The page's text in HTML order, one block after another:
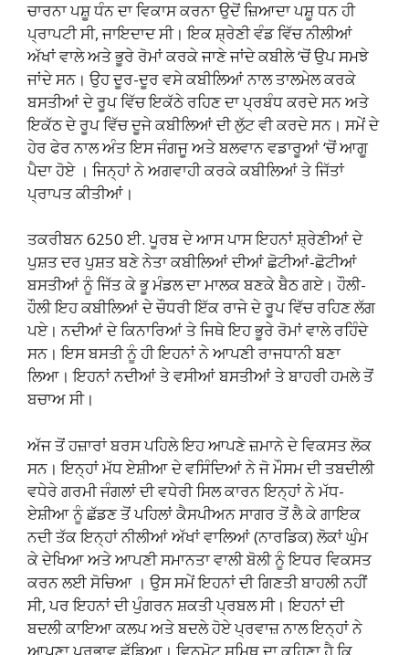
ਚਾਰਨਾ ਪਸ਼ੂ ਧੰਨ ਦਾ ਵਿਕਾਸ ਕਰਨਾ ਉਦੋਂ ਜ਼ਿਆਦਾ ਪਸ਼ੂ ਧਨ ਹੀ
ਪ੍ਰਾਪਟੀ ਸੀ, ਜਾਇਦਾਦ ਸੀ। ਇਕ ਸ਼੍ਰੇਣੀ ਵੰਡ ਵਿੱਚ ਨੀਲੀਆਂ
ਅੱਖਾਂ ਵਾਲੇ ਅਤੇ ਭੂਰੇ ਰੋਮਾਂ ਕਰਕੇ ਜਾਣੇ ਜਾਂਦੇ ਕਬੀਲੇ ‘ਚੋਂ ਉਪ ਸਮਝੇ
ਜਾਂਦੇ ਸਨ। ਉਹ ਦੂਰ-ਦੂਰ ਵਸੇ ਕਬੀਲਿਆਂ ਨਾਲ ਤਾਲਮੇਲ ਕਰਕੇ
ਬਸਤੀਆਂ ਦੇ ਰੂਪ ਵਿੱਚ ਇਕੱਠੇ ਰਹਿਣ ਦਾ ਪ੍ਰਬੰਧ ਕਰਦੇ ਸਨ ਅਤੇ
ਇਕੱਠ ਦੇ ਰੂਪ ਵਿੱਚ ਦੂਜੇ ਕਬੀਲਿਆਂ ਦੀ ਲੁੱਟ ਵੀ ਕਰਦੇ ਸਨ। ਸਮੇਂ ਦੇ
ਹੇਰ ਫੇਰ ਨਾਲ ਅੰਤ ਇਸ ਜੰਗਜੂ ਅਤੇ ਬਲਵਾਨ ਵਡਾਰੂਆਂ ‘ਚੋਂ ਆਗੂ
ਪੈਦਾ ਹੋਏ । ਜਿਨ੍ਹਾਂ ਨੇ ਅਗਵਾਹੀ ਕਰਕੇ ਕਬੀਲਿਆਂ ਤੇ ਜਿੱਤਾਂ
ਪ੍ਰਾਪਤ ਕੀਤੀਆਂ।
ਤਕਰੀਬਨ 6250 ਈ. ਪੂਰਬ ਦੇ ਆਸ ਪਾਸ ਇਹਨਾਂ ਸ਼੍ਰੇਣੀਆਂ ਦੇ
ਪੁਸ਼ਤ ਦਰ ਪੁਸ਼ਤ ਬਣੇ ਨੇਤਾ ਕਬੀਲਿਆਂ ਦੀਆਂ ਛੋਟੀਆਂ-ਛੋਟੀਆਂ
ਬਸਤੀਆਂ ਨੂੰ ਜਿੱਤ ਕੇ ਭੂ ਮੰਡਲ ਦਾ ਮਾਲਕ ਬਣਕੇ ਬੈਠ ਗਏ। ਹੌਲੀ-
ਹੌਲੀ ਇਹ ਕਬੀਲਿਆਂ ਦੇ ਚੌਧਰੀ ਇੱਕ ਰਾਜੇ ਦੇ ਰੂਪ ਵਿੱਚ ਰਹਿਣ ਲੱਗ
ਪਏ। ਨਦੀਆਂ ਦੇ ਕਿਨਾਰਿਆਂ ਤੇ ਜਿਥੇ ਇਹ ਭੂਰੇ ਰੋਮਾਂ ਵਾਲੇ ਰਹਿੰਦੇ
ਸਨ। ਇਸ ਬਸਤੀ ਨੂੰ ਹੀ ਇਹਨਾਂ ਨੇ ਆਪਣੀ ਰਾਜਧਾਨੀ ਬਣਾ
ਲਿਆ। ਇਹਨਾਂ ਨਦੀਆਂ ਤੇ ਵਸੀਆਂ ਬਸਤੀਆਂ ਤੇ ਬਾਹਰੀ ਹਮਲੇ ਤੋਂ
ਬਚਾਅ ਸੀ।
ਅੱਜ ਤੋਂ ਹਜ਼ਾਰਾਂ ਬਰਸ ਪਹਿਲੇ ਇਹ ਆਪਣੇ ਜ਼ਮਾਨੇ ਦੇ ਵਿਕਸਤ ਲੋਕ
ਸਨ। ਇਨ੍ਹਾਂ ਮੱਧ ਏਸ਼ੀਆ ਦੇ ਵਸਿੰਦਿਆਂ ਨੇ ਜੋ ਮੌਸਮ ਦੀ ਤਬਦੀਲੀ
ਵਧੇਰੇ ਗਰਮੀ ਜੰਗਲਾਂ ਦੀ ਵਧੇਰੀ ਸਿਲ ਕਾਰਨ ਇਨ੍ਹਾਂ ਨੇ ਮੱਧ-
ਏਸ਼ੀਆ ਨੂੰ ਛੱਡਣ ਤੋਂ ਪਹਿਲਾਂ ਕੈਸਪੀਅਨ ਸਾਗਰ ਤੋਂ ਲੈ ਕੇ ਗਾਇਕ
ਨਦੀ ਤੱਕ ਇਨ੍ਹਾਂ ਨੀਲੀਆਂ ਅੱਖਾਂ ਵਾਲਿਆਂ (ਨਾਰਡਿਕ) ਲੋਕਾਂ ਘੁੰਮ
ਕੇ ਦੇਖਿਆ ਅਤੇ ਆਪਣੀ ਸਮਾਨਤਾ ਵਾਲੀ ਬੋਲੀ ਨੂੰ ਇਧਰ ਵਿਕਸਤ
ਕਰਨ ਲਈ ਸੋਚਿਆ । ਉਸ ਸਮੇਂ ਇਹਨਾਂ ਦੀ ਗਿਣਤੀ ਬਾਹਲੀ ਨਹੀਂ
ਸੀ, ਪਰ ਇਹਨਾਂ ਦੀ ਪੁੰਗਰਨ ਸ਼ਕਤੀ ਪ੍ਰਬਲ ਸੀ। ਇਹਨਾਂ ਦੀ
ਬਦਲੀ ਕਾਇਆ ਕਲਪ ਅਤੇ ਬਦਲੇ ਹੋਏ ਪ੍ਰਵਾਜ਼ ਨਾਲ ਇਨ੍ਹਾਂ ਨੇ
ਆਪਣਾ ਪ੍ਰਭਾਵ ਛੱਡਿਆ। ਵਿਨਮੋਟ ਸਮਿਥ ਦਾ ਕਹਿਣਾ ਹੈ ਕਿ